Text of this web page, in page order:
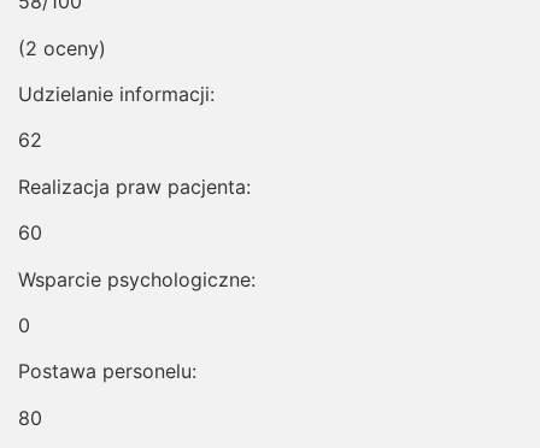
(2 oceny)
Udzielanie informacji:
62
Realizacja praw pacjenta:
60
Wsparcie psychologiczne:
0
Postawa personelu:
80